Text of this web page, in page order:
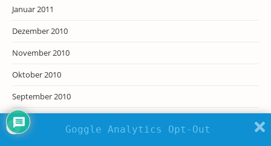
Januar 2011
Dezember 2010
November 2010
Oktober 2010
September 2010
August 2010
Juli 2010
Goggle Analytics Opt-Out